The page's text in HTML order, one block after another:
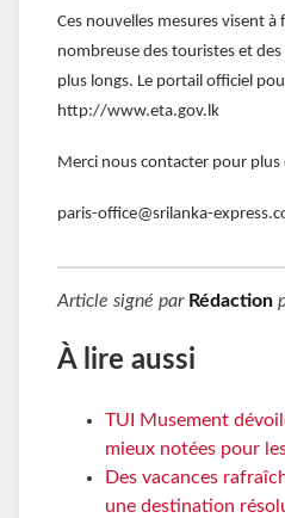
Ces nouvelles mesures visent
nombreuse des touristes et
plus longs. Le portail officiel
http://www.eta.gov.lk
Merci nous contacter pour plus
paris-office@srilanka-
Article signé par Rédaction
À lire aussi
TUI Musement
mieux notées pour
Des vacances
une destination